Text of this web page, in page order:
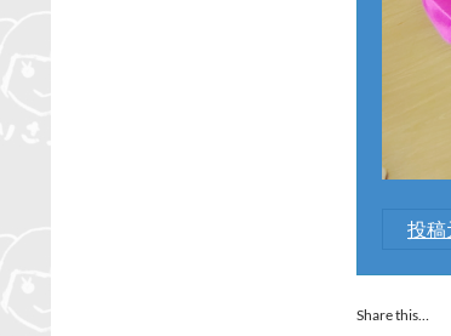
投稿
Share this…